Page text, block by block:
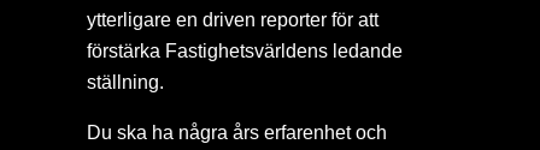
ytterligare en driven reporter för att
förstärka Fastighetsvärldens ledande
ställning.
Du ska ha några års erfarenhet och